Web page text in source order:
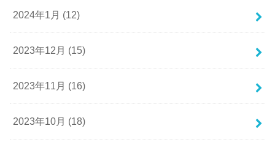
2024年1月 (12)
2023年12月 (15)
2023年11月 (16)
2023年10月 (18)